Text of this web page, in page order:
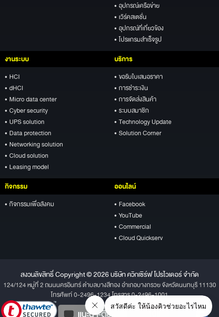
• อุปกรณ์เครือข่าย
• เวิร์คสเตชั่น
• อุปกรณ์ที่เกี่ยวข้อง
• โปรแกรมสำเร็จรูป
งานระบบ
• HCI
• dHCI
• Micro data center
• Cyber security
• UPS solution
• Data protection
• Networking solution
• Cloud solution
• Leasing model
บริการ
• ขอรับใบเสนอราคา
• การชำระเงิน
• การจัดส่งสินค้า
• ระบบสมาชิก
• Technology Update
• Solution Corner
กิจกรรม
• กิจกรรมเพื่อสังคม
ออนไลน์
• Facebook
• YouTube
• Commercial
• Cloud Quickserv
สงวนลิขสิทธิ์ Copyright © 2026 บริษัท ควิกเซิร์ฟ โปรไวเดอร์ จำกัด
124/124 หมู่ที่ 2 ถนนนครอินทร์ ตำบลบางสีทอง อำเภอบางกรวย จังหวัดนนทบุรี 11130
โทรศัพท์ 0-2496-1234 โทรสาร 0-2496-1001